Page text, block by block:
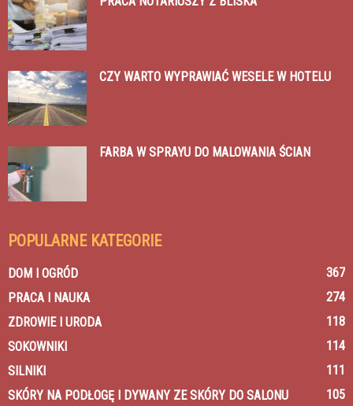
CZY WARTO WYPRAWIAĆ WESELE W HOTELU
FARBA W SPRAYU DO MALOWANIA ŚCIAN
POPULARNE KATEGORIE
DOM I OGRÓD
367
PRACA I NAUKA
274
ZDROWIE I URODA
118
SOKOWNIKI
114
SILNIKI
111
SKÓRY NA PODŁOGĘ I DYWANY ZE SKÓRY DO SALONU
105